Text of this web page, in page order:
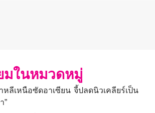
มในหมวดหมู่
หลีเหนือซัดอาเซียน จี้ปลดนิวเคลียร์เป็น
”